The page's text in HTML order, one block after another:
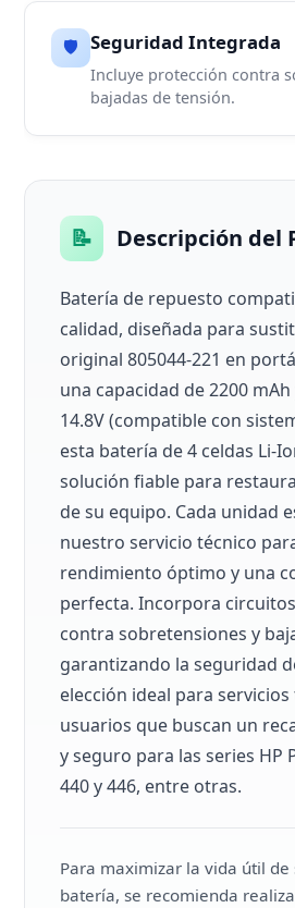
🛡️ Seguridad Integrada
Incluye protección contra
bajadas de tensión.
📝 Descripción del
Batería de repuesto
calidad, diseñada para
original 805044-221 en
una capacidad de 2200
14.8V (compatible con
esta batería de 4 celdas Li-
solución fiable para
de su equipo. Cada unidad
nuestro servicio técnico
rendimiento óptimo y una
perfecta. Incorpora
contra sobretensiones y
garantizando la seguridad
elección ideal para
usuarios que buscan un
y seguro para las series HP
440 y 446, entre otras.
Para maximizar la vida útil de
batería, se recomienda